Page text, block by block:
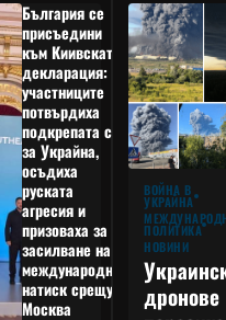
България се
присъедини
към Киивската
декларация:
участниците
потвърдиха
подкрепата си
за Украйна,
осъдиха
руската
агресия и
призоваха за
засилване на
международния
натиск срещу
Москва
ВОЙНА В
УКРАЙНА
ПОЛИТИКА
НОВИНИ
дронове